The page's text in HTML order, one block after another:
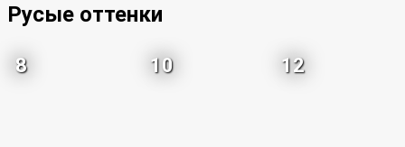
Русые оттенки
8 10 12